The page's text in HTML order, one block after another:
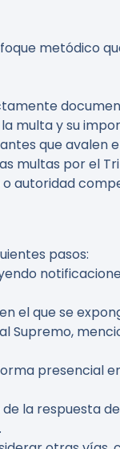
metódico
multa y su
que avalen
multas por el
autoridad
pasos:
el que se
Supremo,
presencial
la respuesta